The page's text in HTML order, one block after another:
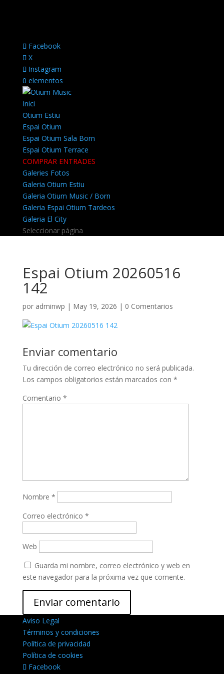
Facebook
X
Instagram
0 elementos
Inici
Otium Estiu
Espai Otium
Espai Otium Sala Born
Espai Otium Terrace
COMPRAR ENTRADES
Galeries Fotos
Galeria Otium Estiu
Galeria Otium Music / Born
Galeria Espai Otium Tardeos
Galeria El City
Seleccionar página
Espai Otium 20260516
142
por adminwp | May 19, 2026 | 0 Comentarios
Enviar comentario
Tu dirección de correo electrónico no será publicada.
Los campos obligatorios están marcados con *
Comentario *
Nombre *
Correo electrónico *
Web
Guarda mi nombre, correo electrónico y web en
este navegador para la próxima vez que comente.
Aviso Legal
Términos y condiciones
Política de privacidad
Política de cookies
Facebook